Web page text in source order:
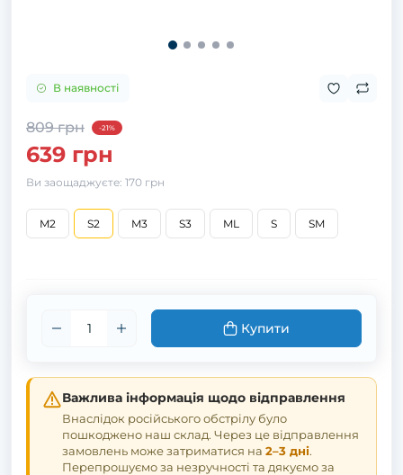
В наявності
809 грн -21%
639 грн
Ви заощаджуєте: 170 грн
M2 S2 M3 S3 ML S SM
Купити
Важлива інформація щодо відправлення
Внаслідок російського обстрілу було
пошкоджено наш склад. Через це відправлення
замовлень може затриматися на 2–3 дні.
Перепрошуємо за незручності та дякуємо за